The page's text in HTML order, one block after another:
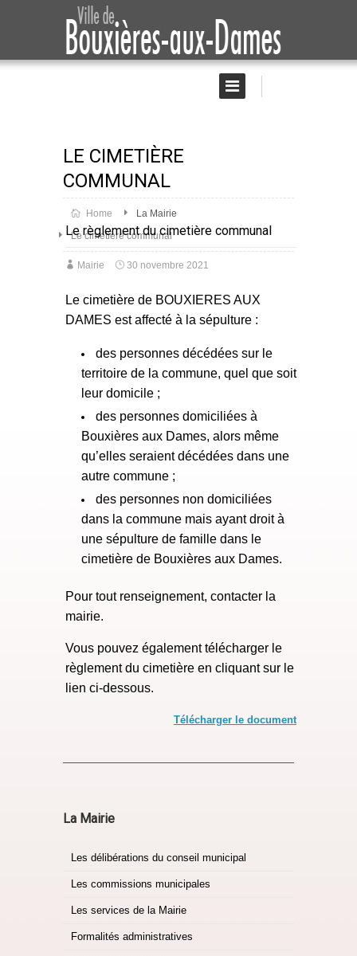
LE CIMETIÈRE
COMMUNAL
Home
La Mairie
Le cimetière communal
Le règlement du cimetière communal
Mairie 30 novembre 2021
Le cimetière de BOUXIERES AUX
DAMES est affecté à la sépulture :
des personnes décédées sur le
territoire de la commune, quel que soit
leur domicile ;
des personnes domiciliées à
Bouxières aux Dames, alors même
qu’elles seraient décédées dans une
autre commune ;
des personnes non domiciliées
dans la commune mais ayant droit à
une sépulture de famille dans le
cimetière de Bouxières aux Dames.
Pour tout renseignement, contacter la
mairie.
Vous pouvez également télécharger le
règlement du cimetière en cliquant sur le
lien ci-dessous.
Télécharger le document
La Mairie
Les délibérations du conseil municipal
Les commissions municipales
Les services de la Mairie
Formalités administratives